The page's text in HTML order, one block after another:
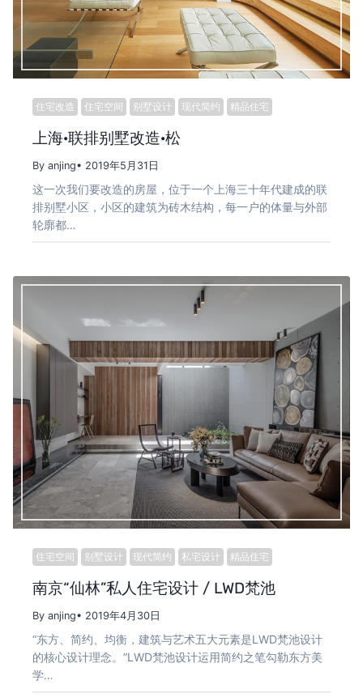
住宅改造 住宅空间 别墅设计 现代简约 精品住宅
上海·联排别墅改造·松
By anjing• 2019年5月31日
这一次我们要改造的房屋，位于一个上海三十年代建成的联
排别墅小区，小区的建筑为砖木结构，每一户的体量与外部
轮廓都…
住宅空间 别墅设计 现代简约 私宅设计 精品住宅
南京“仙林”私人住宅设计 / LWD梵池
By anjing• 2019年4月30日
“东方、简约、均衡，建筑与艺术五大元素是LWD梵池设计
的核心设计理念。”LWD梵池设计运用简约之笔勾勒东方美
学…